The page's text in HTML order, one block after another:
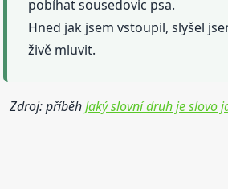
pobíhat sousedovic psa.
Hned jak jsem vstoupil, slyšel
živě mluvit.
Zdroj: příběhJaký slovní druh je slovo